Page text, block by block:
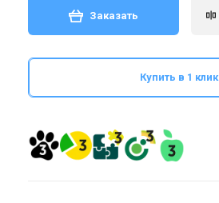
Заказать
Купить в 1 клик